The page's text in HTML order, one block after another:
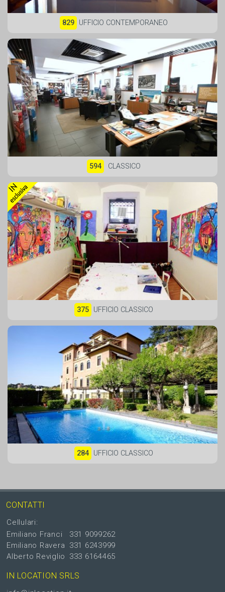
829 UFFICIO CONTEMPORANEO
594 CLASSICO
375 UFFICIO CLASSICO
284 UFFICIO CLASSICO
CONTATTI
Cellulari:
Emiliano Franci
Emiliano Ravera
Alberto Reviglio
331 9099262
331 6243999
333 6164465
IN LOCATION SRLS